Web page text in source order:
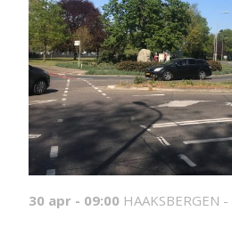
30 apr - 09:00 HAAKSBERGEN -